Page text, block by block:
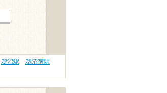
鵜沼駅
鵜沼宿駅